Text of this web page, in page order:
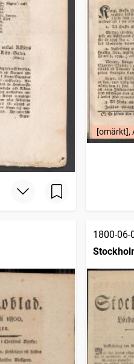
[omärkt],
1800-06-